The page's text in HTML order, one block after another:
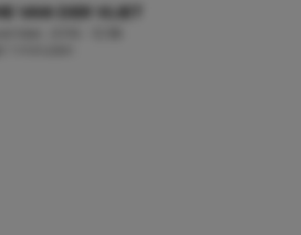
VAN DER VLIET